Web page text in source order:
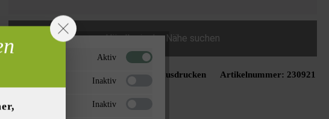
Händler in der Nähe suchen
Zur Wunschliste hinzufügen Seite ausdrucken Artikelnummer: 230921
Aktiv
Inaktiv
Inaktiv